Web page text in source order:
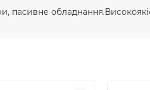
пасивне